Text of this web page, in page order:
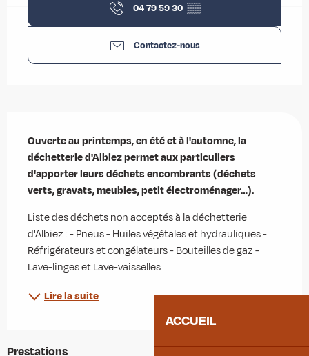
ACCUEIL
04 79 59 30 ▒▒
Contactez-nous
Ouverte au printemps, en été et à l'automne, la
déchetterie d'Albiez permet aux particuliers
d'apporter leurs déchets encombrants (déchets
verts, gravats, meubles, petit électroménager…).
Liste des déchets non acceptés à la déchetterie
d'Albiez : - Pneus - Huiles végétales et hydrauliques -
Réfrigérateurs et congélateurs - Bouteilles de gaz -
Lave-linges et Lave-vaisselles
Lire la suite
Prestations